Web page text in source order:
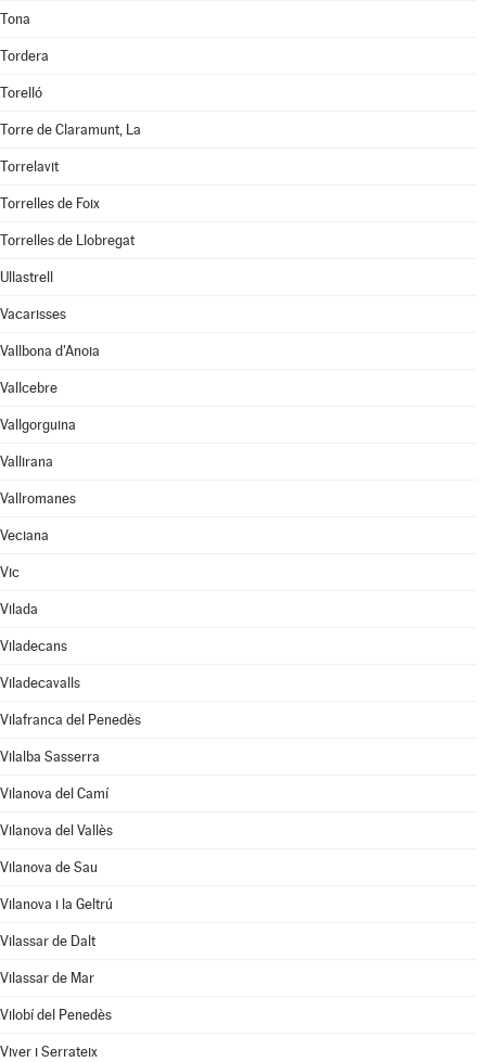
Tona
Tordera
Torelló
Torre de Claramunt, La
Torrelavit
Torrelles de Foix
Torrelles de Llobregat
Ullastrell
Vacarisses
Vallbona d'Anoia
Vallcebre
Vallgorguina
Vallirana
Vallromanes
Veciana
Vic
Vilada
Viladecans
Viladecavalls
Vilafranca del Penedès
Vilalba Sasserra
Vilanova del Camí
Vilanova del Vallès
Vilanova de Sau
Vilanova i la Geltrú
Vilassar de Dalt
Vilassar de Mar
Vilobí del Penedès
Viver i Serrateix